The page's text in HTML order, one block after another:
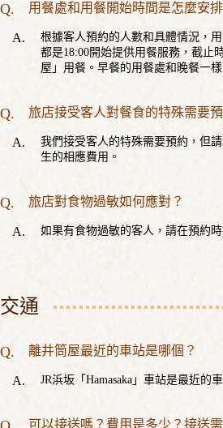
用餐處和用餐開始時間是怎麼安排
根據客人預約的人數和具體情況，
都是18:00開始提供用餐服務，截止
屋」用餐。早餐的用餐處和晚餐一
旅店接受客人對餐食的特殊需要
我們接受客人的特殊需要預約，但
生的相應費用。
旅店對食物過敏如何應對？
如果有食物過敏的客人，請在預約時
交通
離井筒屋最近的車站是哪個？
JR浜坂「Hamasaka」車站是最近的
可以接送嗎？費用是多少？接送